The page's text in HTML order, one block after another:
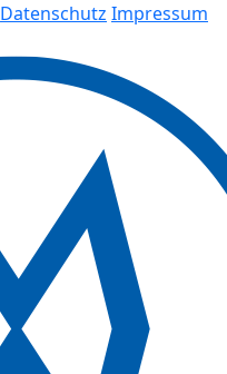
Datenschutz Impressum